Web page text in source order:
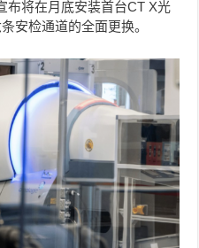
布将在月底安装首台CT X光
安检通道的全面更换。